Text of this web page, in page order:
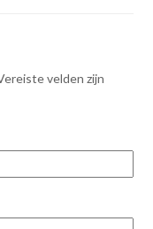
velden zijn